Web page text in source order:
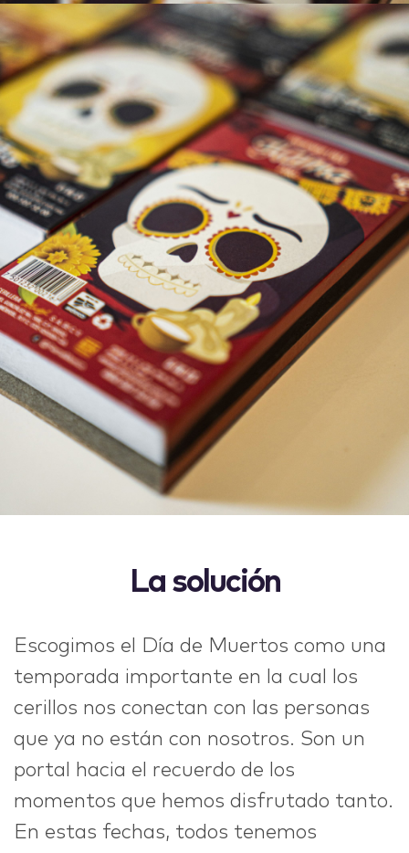
La solución
Escogimos el Día de Muertos como una
temporada importante en la cual los
cerillos nos conectan con las personas
que ya no están con nosotros. Son un
portal hacia el recuerdo de los
momentos que hemos disfrutado tanto.
En estas fechas, todos tenemos